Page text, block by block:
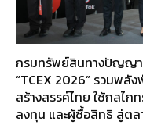
กรมทรัพย์สินทางปัญญา
“TCEX 2026” รวมพลั
สร้างสรรค์ไทย ใช้กลไ
ลงทุน และผู้ซื้อสิทธิ สู่ตล